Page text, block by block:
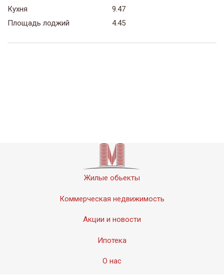
Кухня
9.47
Площадь лоджий
4.45
Жилые обьекты
Коммерческая недвижимость
Акции и новости
Ипотека
О нас